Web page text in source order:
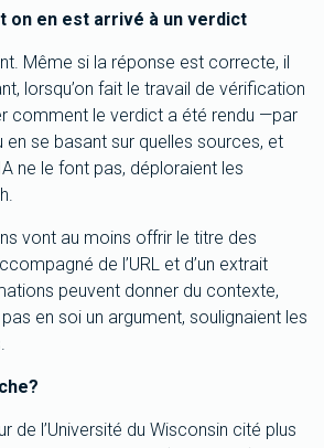
on en est arrivé à un verdict
Même si la réponse est correcte, il
lorsqu’on fait le travail de vérification
comment le verdict a été rendu —par
en se basant sur quelles sources, et
ne le font pas, déploraient les
vont au moins offrir le titre des
de l’URL et d’un extrait
peuvent donner du contexte,
en soi un argument, soulignaient les
de l’Université du Wisconsin cité plus